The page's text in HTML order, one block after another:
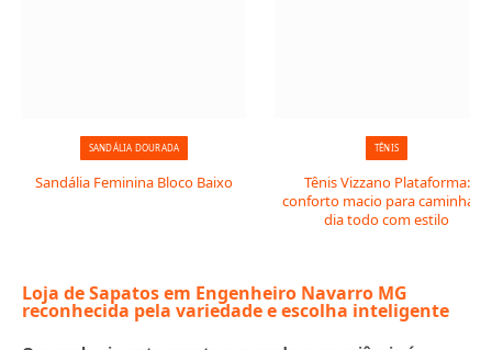
SANDÁLIA DOURADA
Sandália Feminina Bloco Baixo
TÊNIS
Tênis Vizzano Plataforma:
conforto macio para caminhar o
dia todo com estilo
Loja de Sapatos em Engenheiro Navarro MG
reconhecida pela variedade e escolha inteligente